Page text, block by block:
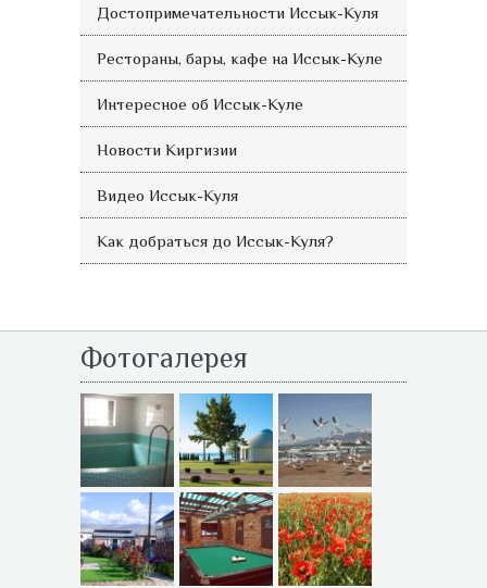
Достопримечательности Иссык-Куля
Рестораны, бары, кафе на Иссык-Куле
Интересное об Иссык-Куле
Новости Киргизии
Видео Иссык-Куля
Как добраться до Иссык-Куля?
Фотогалерея